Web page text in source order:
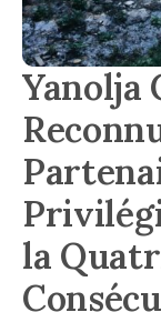
Yanolja
la